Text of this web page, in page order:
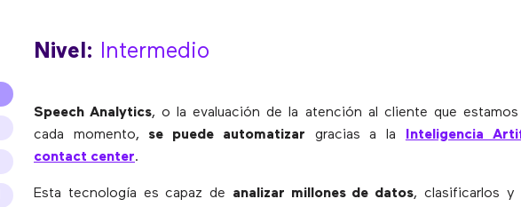
Nivel: Intermedio
Speech Analytics, o la evaluación de la atención al cliente que
cada momento, se puede automatizar gracias a la
Inteligencia
contact center.
Esta tecnología es capaz de analizar millones de datos, clasificarlos y